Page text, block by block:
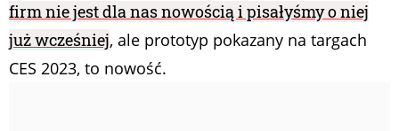
firm nie jest dla nas nowością i pisałyśmy o niej
już wcześniej, ale prototyp pokazany na targach
CES 2023, to nowość.